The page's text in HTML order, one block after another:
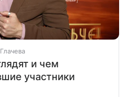
и чем
участники